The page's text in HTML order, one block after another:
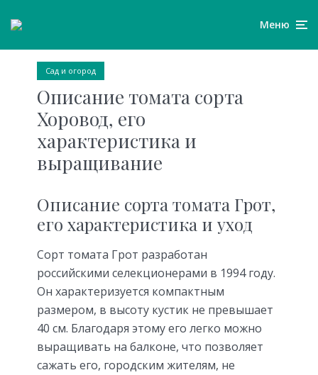
Меню
Сад и огород
Описание томата сорта
Хоровод, его
характеристика и
выращивание
Описание сорта томата Грот,
его характеристика и уход
Сорт томата Грот разработан
российскими селекционерами в 1994 году.
Он характеризуется компактным
размером, в высоту кустик не превышает
40 см. Благодаря этому его легко можно
выращивать на балконе, что позволяет
сажать его, городским жителям, не